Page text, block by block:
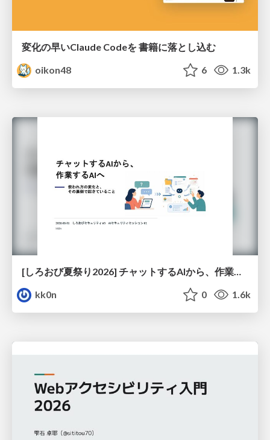
変化の早いClaude Codeを 書籍に落とし込む
oikon48
6 1.3k
[しろおび夏祭り2026] チャットするAIから、作業するAIへ - 使われ方の変化と、その裏側で起きていること
kk0n
0 1.6k